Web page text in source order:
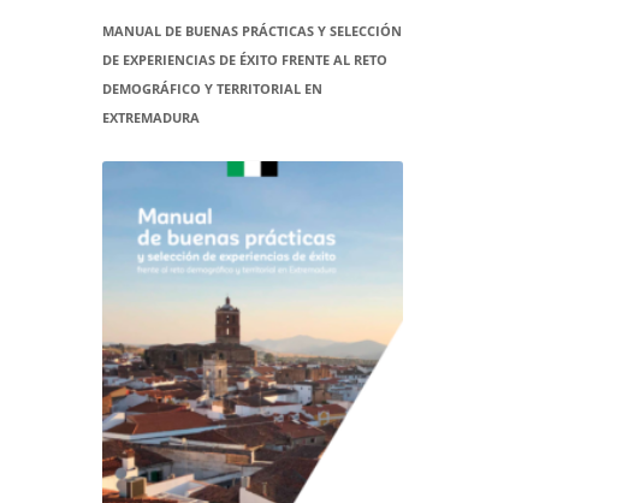
MANUAL DE BUENAS PRÁCTICAS Y SELECCIÓN
DE EXPERIENCIAS DE ÉXITO FRENTE AL RETO
DEMOGRÁFICO Y TERRITORIAL EN
EXTREMADURA